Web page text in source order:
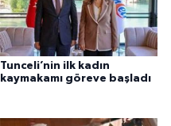
Tunceli’nin ilk kadın
kaymakamı göreve başladı